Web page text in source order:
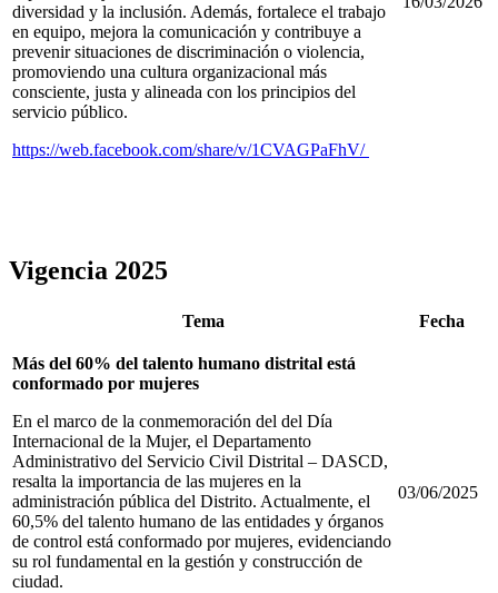
diversidad y la inclusión. Además, fortalece el trabajo
en equipo, mejora la comunicación y contribuye a
prevenir situaciones de discriminación o violencia,
promoviendo una cultura organizacional más
consciente, justa y alineada con los principios del
servicio público.
https://web.facebook.com/share/v/1CVAGPaFhV/
Vigencia 2025
Tema Fecha
Más del 60% del talento humano distrital está
conformado por mujeres
En el marco de la conmemoración del del Día
Internacional de la Mujer, el Departamento
Administrativo del Servicio Civil Distrital – DASCD,
resalta la importancia de las mujeres en la
administración pública del Distrito. Actualmente, el
60,5% del talento humano de las entidades y órganos
de control está conformado por mujeres, evidenciando
su rol fundamental en la gestión y construcción de
ciudad.
03/06/2025